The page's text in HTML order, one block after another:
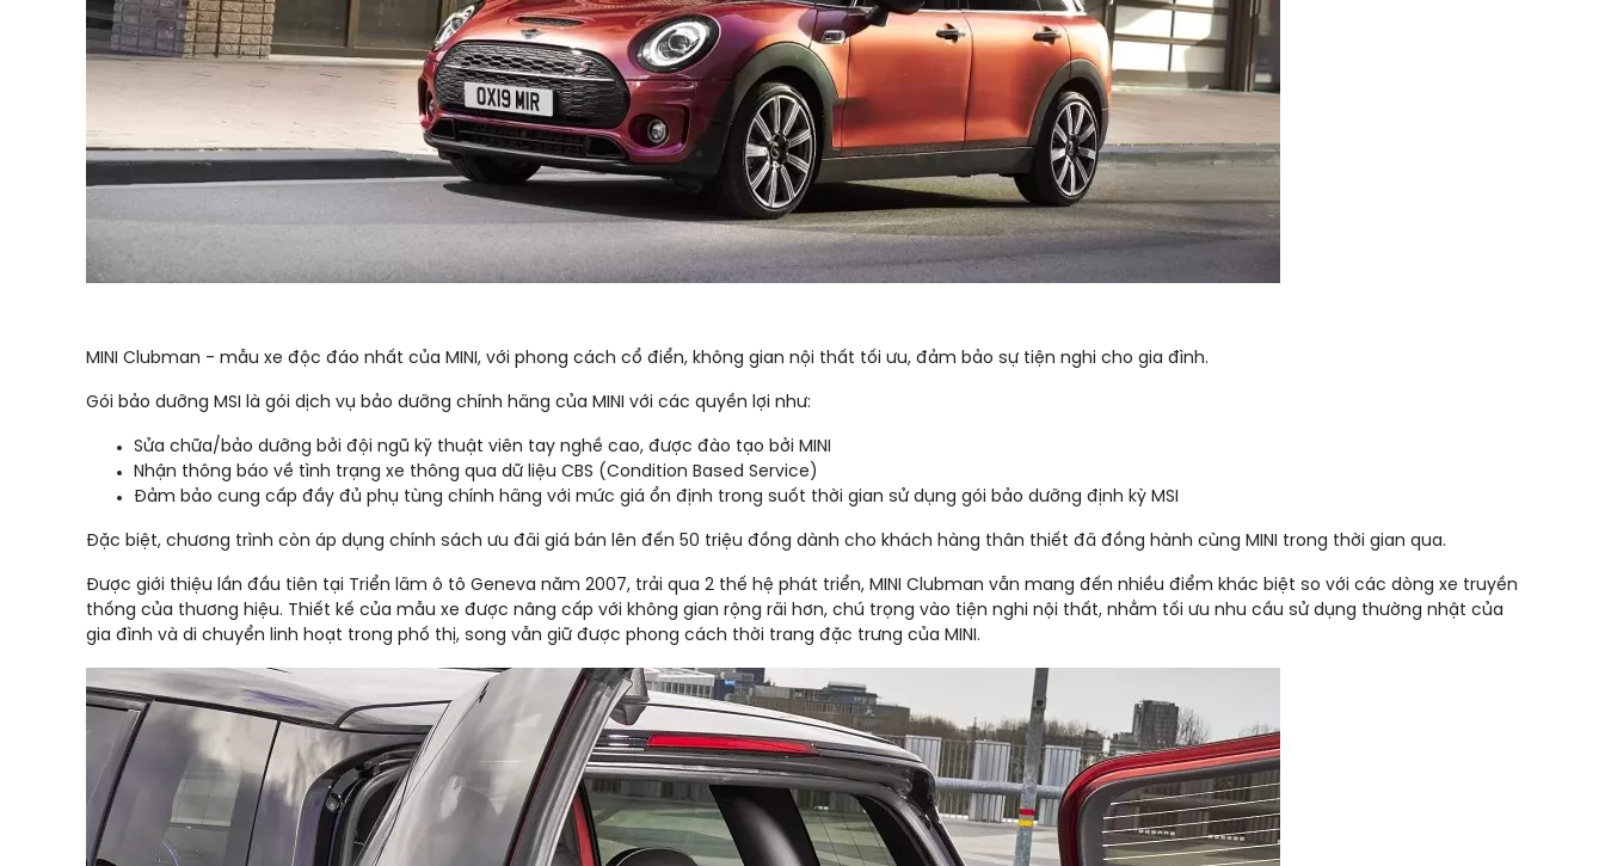
MINI Clubman - mẫu xe độc đáo nhất của MINI, với phong cách cổ điển, không gian nội thất tối ưu, đảm bảo sự tiện nghi cho gia đình.
Gói bảo dưỡng MSI là gói dịch vụ bảo dưỡng chính hãng của MINI với các quyền lợi như:
Sửa chữa/bảo dưỡng bởi đội ngũ kỹ thuật viên tay nghề cao, được đào tạo bởi MINI
Nhận thông báo về tình trạng xe thông qua dữ liệu CBS (Condition Based Service)
Đảm bảo cung cấp đầy đủ phụ tùng chính hãng với mức giá ổn định trong suốt thời gian sử dụng gói bảo dưỡng định kỳ MSI
Đặc biệt, chương trình còn áp dụng chính sách ưu đãi giá bán lên đến 50 triệu đồng dành cho khách hàng thân thiết đã đồng hành cùng MINI trong thời gian qua.
Được giới thiệu lần đầu tiên tại Triển lãm ô tô Geneva năm 2007, trải qua 2 thế hệ phát triển, MINI Clubman vẫn mang đến nhiều điểm khác biệt so với các dòng xe truyền
thống của thương hiệu. Thiết kế của mẫu xe được nâng cấp với không gian rộng rãi hơn, chú trọng vào tiện nghi nội thất, nhằm tối ưu nhu cầu sử dụng thường nhật của
gia đình và di chuyển linh hoạt trong phố thị, song vẫn giữ được phong cách thời trang đặc trưng của MINI.